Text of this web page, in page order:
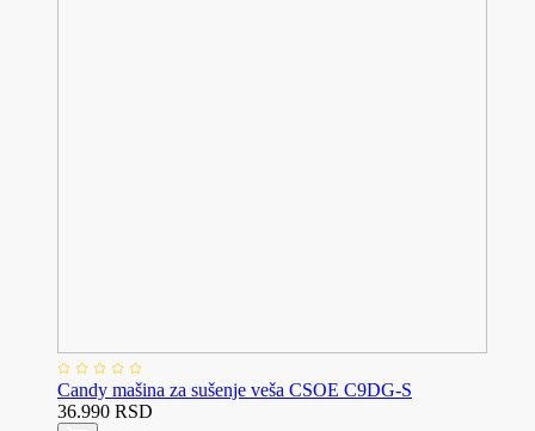
Candy mašina za sušenje veša CSOE C9DG-S
36.990 RSD